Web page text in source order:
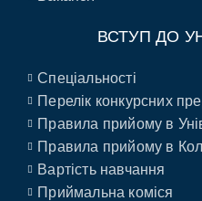
ВСТУП ДО
Спеціальності
Перелік конкурсних
Правила прийому в
Правила прийому в
Вартість навчання
Приймальна коміся